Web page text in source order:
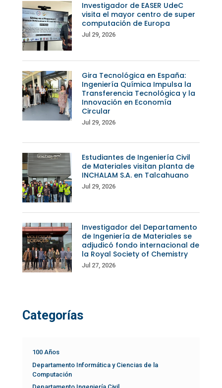
Investigador de EASER UdeC
visita el mayor centro de super
computación de Europa
Jul 29, 2026
Gira Tecnológica en España:
Ingeniería Química Impulsa la
Transferencia Tecnológica y la
Innovación en Economía
Circular
Jul 29, 2026
Estudiantes de Ingeniería Civil
de Materiales visitan planta de
INCHALAM S.A. en Talcahuano
Jul 29, 2026
Investigador del Departamento
de Ingeniería de Materiales se
adjudicó fondo internacional de
la Royal Society of Chemistry
Jul 27, 2026
Categorías
100 Años
Departamento Informática y Ciencias de la
Computación